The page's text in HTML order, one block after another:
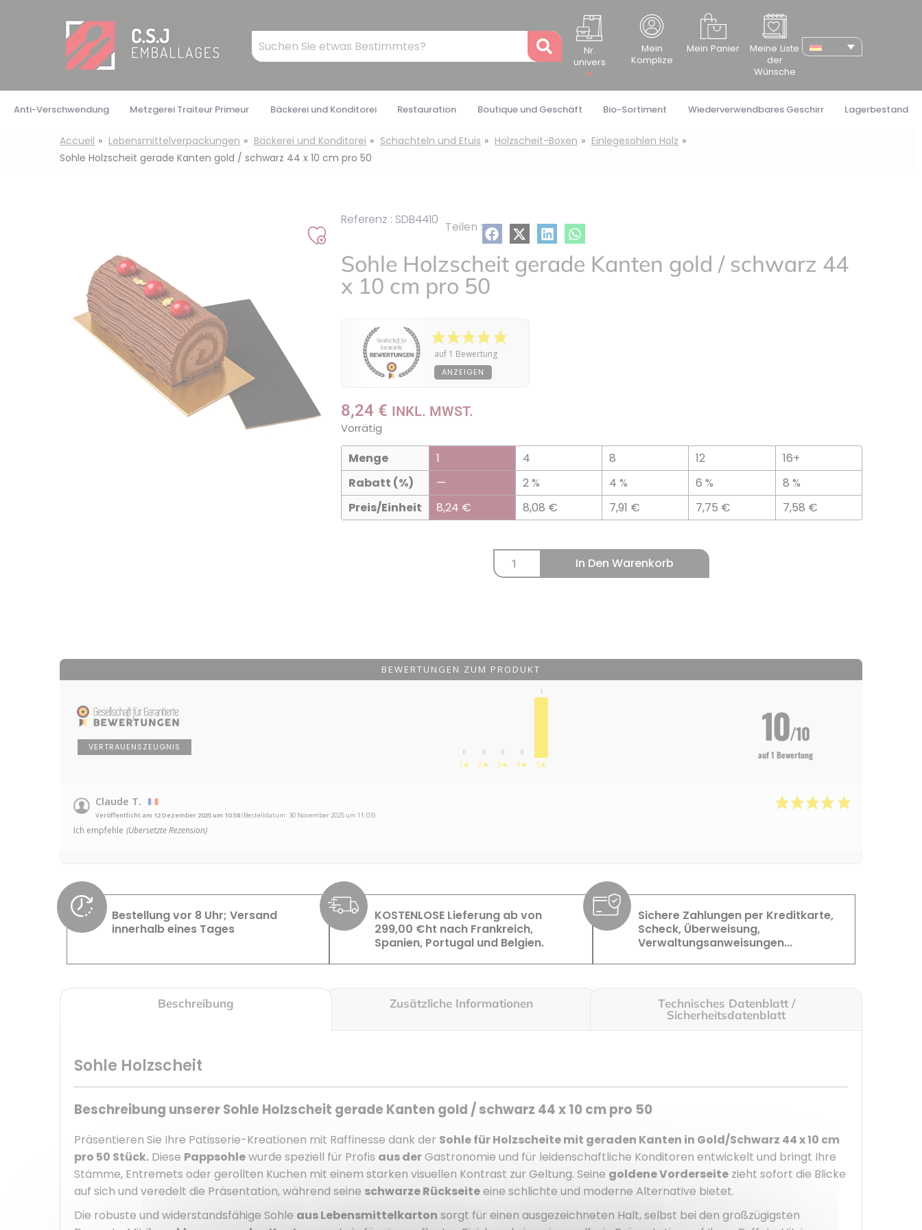
Mots
clés
Rechercher
Nr.
univers
Mein
Komplize
Mein Panier
Meine Liste
der
Wünsche
Anti-Verschwendung Metzgerei Traiteur Primeur Bäckerei und Konditorei Restauration Boutique und Geschäft Bio-Sortiment Wiederverwendbares Geschirr Lagerbestand
Accueil Lebensmittelverpackungen Bäckerei und Konditorei Schachteln und Etuis Holzscheit-Boxen
Einlegesohlen Holz
Sohle Holzscheit gerade Kanten gold / schwarz 44 x 10 cm pro 50
Auf
meine
Liste
setzen
Referenz : SDB4410 Teilen :
Sohle Holzscheit gerade Kanten gold / schwarz 44
x 10 cm pro 50
auf 1 Bewertung
ANZEIGEN
8,24 € INKL. MWST.
Vorrätig
Menge
Rabatt (%)
Preis/Einheit
1
—
8,24 €
4
2 %
8,08 €
8
4 %
7,91 €
12
6 %
7,75 €
16+
8 %
7,58 €
In Den Warenkorb
BEWERTUNGEN ZUM PRODUKT
VERTRAUENSZEUGNIS 0
1★
0
2★
0
3★
0
4★
1
5★
10/10
auf 1 Bewertung
Claude T.
Veröffentlicht am 12 Dezember 2025 um 10:58(Bestelldatum: 30 November 2025 um 11:03)
Ich empfehle (Übersetzte Rezension)
Bestellung vor 8 Uhr; Versand
innerhalb eines Tages
KOSTENLOSE Lieferung ab von
299,00 €ht nach Frankreich,
Spanien, Portugal und Belgien.
Sichere Zahlungen per Kreditkarte,
Scheck, Überweisung,
Verwaltungsanweisungen...
Beschreibung Zusätzliche Informationen
Technisches Datenblatt /
Sicherheitsdatenblatt
Sohle Holzscheit
Beschreibung unserer Sohle Holzscheit gerade Kanten gold / schwarz 44 x 10 cm pro 50
Präsentieren Sie Ihre Patisserie-Kreationen mit Raffinesse dank der Sohle für Holzscheite mit geraden Kanten in Gold/Schwarz 44 x 10 cm
pro 50 Stück. Diese Pappsohlewurde speziell für Profis aus derGastronomie und für leidenschaftliche Konditoren entwickelt und bringt Ihre
Stämme, Entremets oder gerollten Kuchen mit einem starken visuellen Kontrast zur Geltung. Seine goldene Vorderseite zieht sofort die Blicke
auf sich und veredelt die Präsentation, während seine schwarze Rückseiteeine schlichte und moderne Alternative bietet.
Die robuste und widerstandsfähige Sohle aus Lebensmittelkarton sorgt für einen ausgezeichneten Halt, selbst bei den großzügigsten